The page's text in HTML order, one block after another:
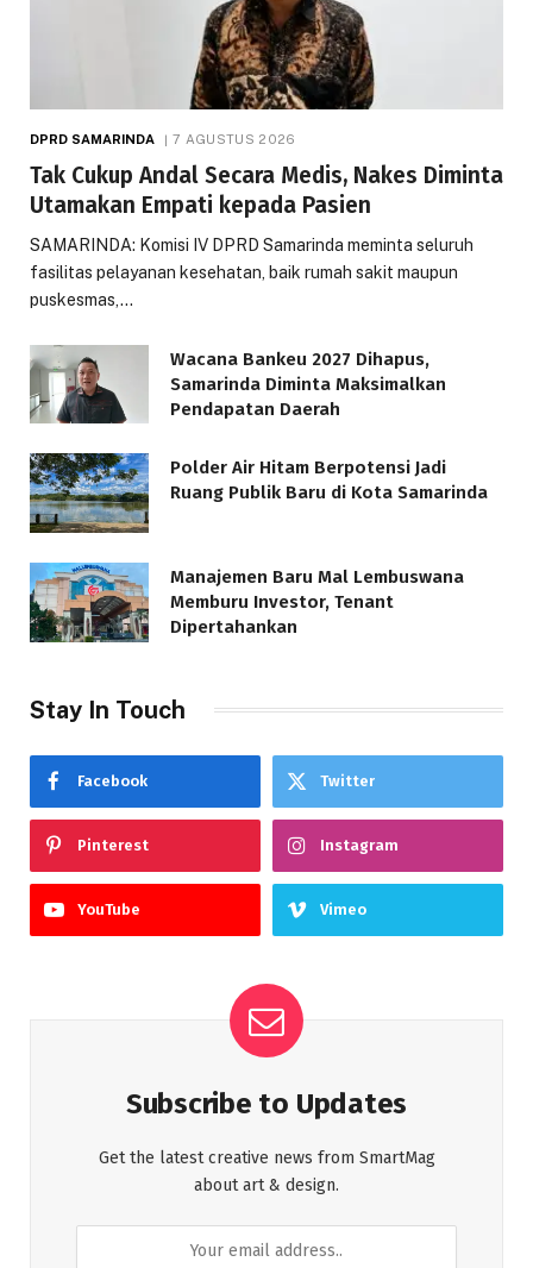
DPRD SAMARINDA 7 AGUSTUS 2026
Tak Cukup Andal Secara Medis, Nakes Diminta
Utamakan Empati kepada Pasien
SAMARINDA: Komisi IV DPRD Samarinda meminta seluruh
fasilitas pelayanan kesehatan, baik rumah sakit maupun
puskesmas,…
Wacana Bankeu 2027 Dihapus,
Samarinda Diminta Maksimalkan
Pendapatan Daerah
Polder Air Hitam Berpotensi Jadi
Ruang Publik Baru di Kota Samarinda
Manajemen Baru Mal Lembuswana
Memburu Investor, Tenant
Dipertahankan
Stay In Touch
Facebook Twitter
Pinterest Instagram
YouTube Vimeo
Subscribe to Updates
Get the latest creative news from SmartMag
about art & design.